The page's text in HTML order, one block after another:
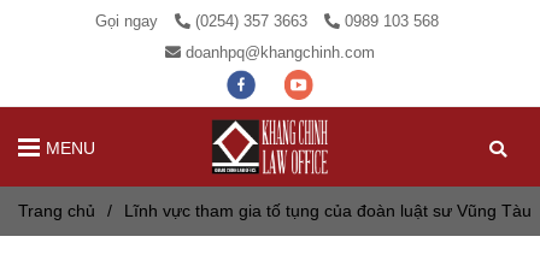
Gọi ngay (0254) 357 3663
0989 103 568
doanhpq@khangchinh.com
MENU
Trang chủ / Lĩnh vực tham gia tố tụng của đoàn luật sư Vũng Tàu